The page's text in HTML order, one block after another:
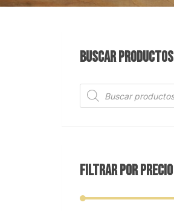
BUSCAR PRODUCTOS
Búsqueda
de
FILTRAR POR PRECIO